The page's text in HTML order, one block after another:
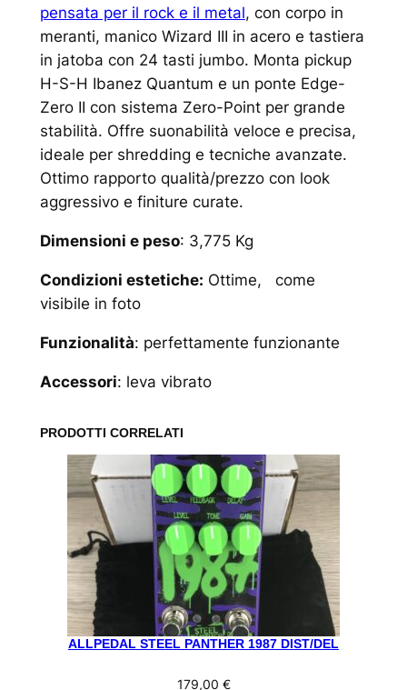
pensata per il rock e il metal, con corpo in
meranti, manico Wizard III in acero e tastiera
in jatoba con 24 tasti jumbo. Monta pickup
H-S-H Ibanez Quantum e un ponte Edge-
Zero II con sistema Zero-Point per grande
stabilità. Offre suonabilità veloce e precisa,
ideale per shredding e tecniche avanzate.
Ottimo rapporto qualità/prezzo con look
aggressivo e finiture curate.
Dimensioni e peso: 3,775 Kg
Condizioni estetiche: Ottime, come
visibile in foto
Funzionalità: perfettamente funzionante
Accessori: leva vibrato
PRODOTTI CORRELATI
ALLPEDAL STEEL PANTHER 1987 DIST/DEL
179,00 €